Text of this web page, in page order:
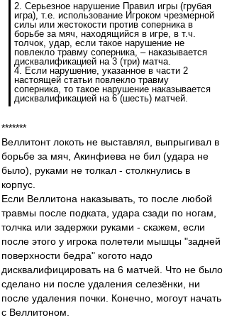
2. Серьезное нарушение Правил игры (грубая
игра), т.е. использование Игроком чрезмерной
силы или жестокости против соперника в
борьбе за мяч, находящийся в игре, в т.ч.
толчок, удар, если такое нарушение не
повлекло травму соперника, – наказывается
дисквалификацией на 3 (три) матча.
4. Если нарушение, указанное в части 2
настоящей статьи повлекло травму
соперника, то такое нарушение наказывается
дисквалификацией на 6 (шесть) матчей.
*******
Веллитонт локоть не выставлял, выпрыгивал в
борьбе за мяч, Акинфиева не бил (удара не
было), руками не толкал - столкнулись в
корпус.
Если Веллитона наказывать, то после любой
травмы после подката, удара сзади по ногам,
толчка или задержки руками - скажем, если
после этого у игрока полетели мышцы "задней
поверхности бедра" когото надо
дисквалифицировать на 6 матчей. Что не было
сделано ни после удаления селезёнки, ни
после удаления почки. Конечно, могоут начать
с Веллитоном.